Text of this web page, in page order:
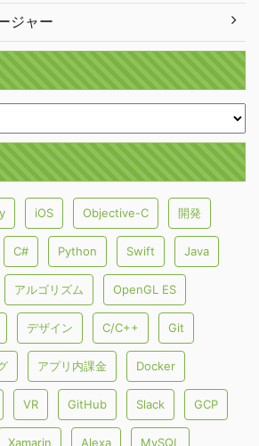
ジャー
iOS Objective-C 開発
C# Python Swift Java
アルゴリズム OpenGL ES
デザイン C/C++ Git
アプリ内課金 Docker
VR GitHub Slack GCP
Xamarin Alexa MySQL